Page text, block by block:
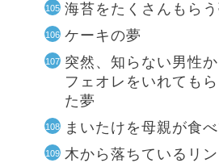
海苔をたくさんもら
ケーキの夢
突然、知らない男性
フェオレをいれても
た夢
まいたけを母親が食
木から落ちているリ